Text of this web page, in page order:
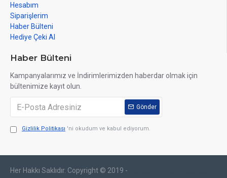
Hesabım
Siparişlerim
Haber Bülteni
Hediye Çeki Al
Haber Bülteni
Kampanyalarımız ve İndirimlerimizden haberdar olmak için
bültenimize kayıt olun.
Gönder
Gizlilik Politikası 'ni okudum ve kabul ediyorum.
Her Hakkı Saklıdır. Copyright © 2019 -